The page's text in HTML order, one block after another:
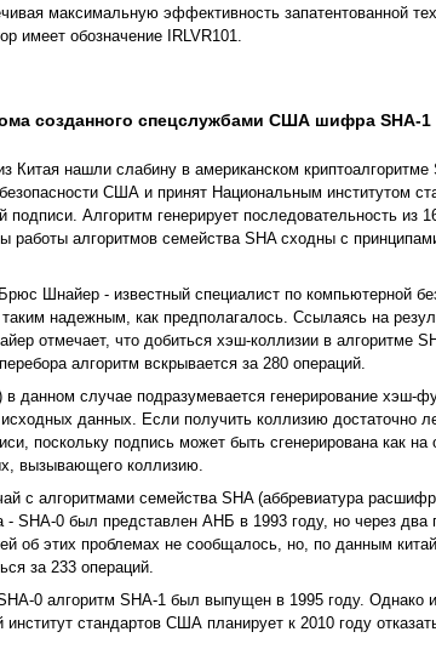
максимальную эффективность запатентованной
имеет обозначение IRLVR101.
созданного спецслужбами США шифра SHA-1
Китая нашли слабину в американском
США и принят Национальным институтом
подписи. Алгоритм генерирует последовательность из
работы алгоритмов семейства SHA сходны с
Шнайер - известный специалист по компьютерной
надежным, как предполагалось. Ссылаясь на
отмечает, что добиться хэш-коллизии в алгоритме
алгоритм вскрывается за 280 операций.
данном случае подразумевается генерирование хэш-
данных. Если получить коллизию достаточно
поскольку подпись может быть сгенерирована как на
вызывающего коллизию.
с алгоритмами семейства SHA (аббревиатура
SHA-0 был представлен АНБ в 1993 году, но через два
об этих проблемах не сообщалось, но, по данным
за 233 операций.
0 алгоритм SHA-1 был выпущен в 1995 году. Однако
стандартов США планирует к 2010 году